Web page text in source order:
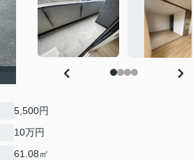
5,500円
10万円
61.08㎡